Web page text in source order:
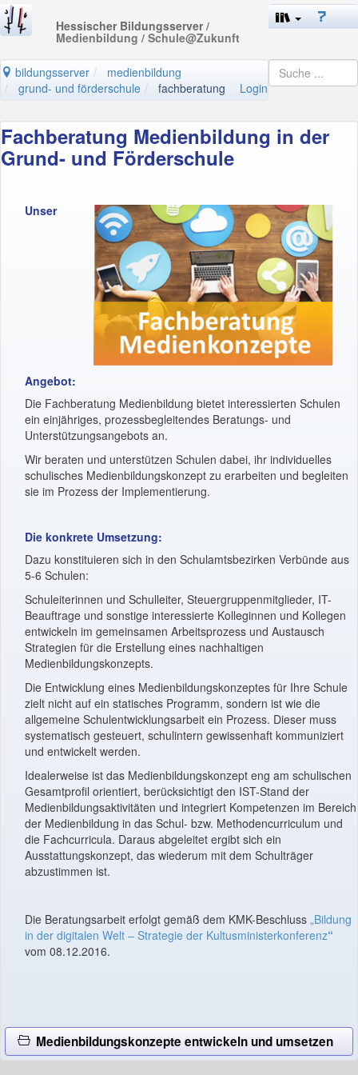
Hessischer Bildungsserver /
Medienbildung / Schule@Zukunft
bildungsserver
medienbildung
grund- und förderschule
fachberatung Login
Fachberatung Medienbildung in der
Grund- und Förderschule
Unser
Angebot:
Die Fachberatung Medienbildung bietet interessierten Schulen
ein einjähriges, prozessbegleitendes Beratungs- und
Unterstützungsangebots an.
Wir beraten und unterstützen Schulen dabei, ihr individuelles
schulisches Medienbildungskonzept zu erarbeiten und begleiten
sie im Prozess der Implementierung.
Die konkrete Umsetzung:
Dazu konstituieren sich in den Schulamtsbezirken Verbünde aus
5-6 Schulen:
Schuleiterinnen und Schulleiter, Steuergruppenmitglieder, IT-
Beauftrage und sonstige interessierte Kolleginnen und Kollegen
entwickeln im gemeinsamen Arbeitsprozess und Austausch
Strategien für die Erstellung eines nachhaltigen
Medienbildungskonzepts.
Die Entwicklung eines Medienbildungskonzeptes für Ihre Schule
zielt nicht auf ein statisches Programm, sondern ist wie die
allgemeine Schulentwicklungsarbeit ein Prozess. Dieser muss
systematisch gesteuert, schulintern gewissenhaft kommuniziert
und entwickelt werden.
Idealerweise ist das Medienbildungskonzept eng am schulischen
Gesamtprofil orientiert, berücksichtigt den IST-Stand der
Medienbildungsaktivitäten und integriert Kompetenzen im Bereich
der Medienbildung in das Schul- bzw. Methodencurriculum und
die Fachcurricula. Daraus abgeleitet ergibt sich ein
Ausstattungskonzept, das wiederum mit dem Schulträger
abzustimmen ist.
Die Beratungsarbeit erfolgt gemäß dem KMK-Beschluss „Bildung
in der digitalen Welt – Strategie der Kultusministerkonferenz“
vom 08.12.2016.
Medienbildungskonzepte entwickeln und umsetzen